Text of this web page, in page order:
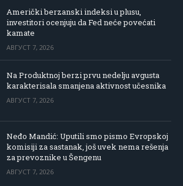
Američki berzanski indeksi u plusu,
investitori ocenjuju da Fed neće povećati
kamate
АВГУСТ 7, 2026
Na Produktnoj berzi prvu nedelju avgusta
karakterisala smanjena aktivnost učesnika
АВГУСТ 7, 2026
Neđo Mandić: Uputili smo pismo Evropskoj
komisiji za sastanak, još uvek nema rešenja
za prevoznike u Šengenu
АВГУСТ 7, 2026